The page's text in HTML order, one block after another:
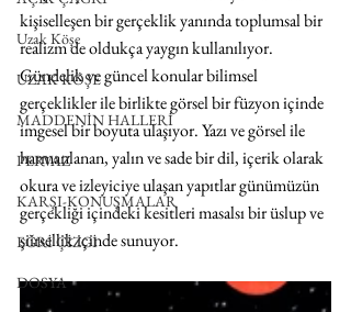
Uzak Köşe
UZAK KÖŞE
MADDENİN HALLERİ
PERVAZ
KARŞI-KONUŞMALAR
EĞRİ ÇİZGİ
DOSYA
kişiselleşen bir gerçeklik yanında toplumsal bir
realizm de oldukça yaygın kullanılıyor.
Gündelik ve güncel konular bilimsel
gerçeklikler ile birlikte görsel bir füzyon içinde
imgesel bir boyuta ulaşıyor. Yazı ve görsel ile
harmanlanan, yalın ve sade bir dil, içerik olarak
okura ve izleyiciye ulaşan yapıtlar günümüzün
gerçekliği içindeki kesitleri masalsı bir üslup ve
şiirsellik içinde sunuyor.